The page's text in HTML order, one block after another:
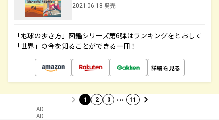
2021.06.18 発売
「地球の歩き方」図鑑シリーズ第6弾はランキングをとおして
「世界」の今を知ることができる一冊！
詳細を見る
1 2 3 … 11
AD
AD